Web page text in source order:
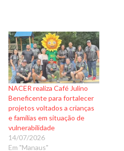
NACER realiza Café Julino
Beneficente para fortalecer
projetos voltados a crianças
e famílias em situação de
vulnerabilidade
14/07/2026
Em "Manaus"